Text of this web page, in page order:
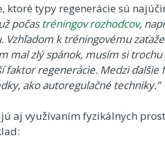
ktoré typy regenerácie sú
počas tréningov rozhodcov,
Vzhľadom k tréningovému
mal zlý spánok, musím si
faktor regenerácie. Medzi
ako autoregulačné techniky.”
aj využívaním fyzikálnych